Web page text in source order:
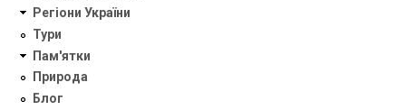
Регіони України
Тури
Пам'ятки
Природа
Блог